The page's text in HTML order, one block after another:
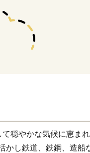
穏やかな気候に恵ま
かし鉄道、鉄鋼、造船